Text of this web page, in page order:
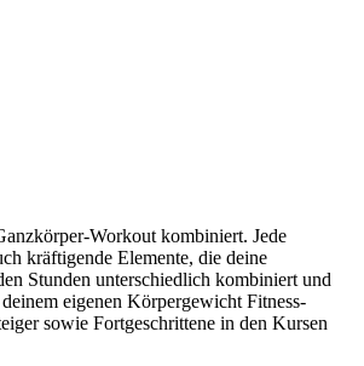
Workout kombiniert. Jede
kräftigende Elemente, die deine
Stunden unterschiedlich kombiniert und
eigenen Körpergewicht Fitness-
sowie Fortgeschrittene in den Kursen